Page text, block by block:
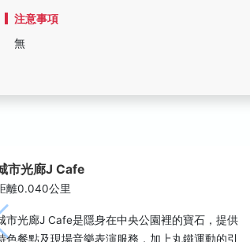
注意事項
無
市光廊J Cafe
離0.040公里
市光廊J Cafe是隱身在中央公園裡的寶石，提供
色餐點及現場音樂表演服務，加上丸鐵運動的引